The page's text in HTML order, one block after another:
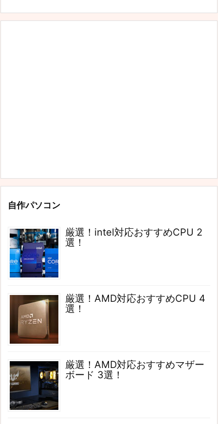
自作パソコン
厳選！intel対応おすすめCPU 2
選！
厳選！AMD対応おすすめCPU 4
選！
厳選！AMD対応おすすめマザー
ボード 3選！